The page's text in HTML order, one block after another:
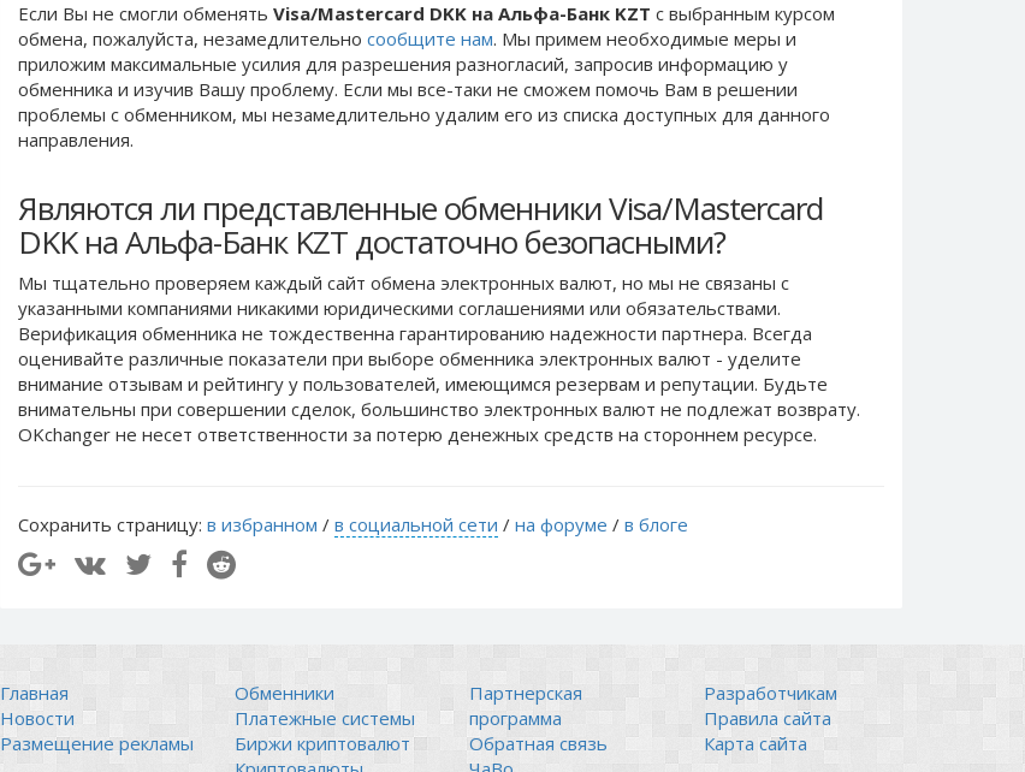
Если Вы не смогли обменять Visa/Mastercard DKK на Альфа-Банк KZT с выбранным курсом
обмена, пожалуйста, незамедлительно сообщите нам. Мы примем необходимые меры и
приложим максимальные усилия для разрешения разногласий, запросив информацию у
обменника и изучив Вашу проблему. Если мы все-таки не сможем помочь Вам в решении
проблемы c обменником, мы незамедлительно удалим его из списка доступных для данного
направления.
Являются ли представленные обменники Visa/Mastercard
DKK на Альфа-Банк KZT достаточно безопасными?
Мы тщательно проверяем каждый сайт обмена электронных валют, но мы не связаны c
указанными компаниями никакими юридическими соглашениями или обязательствами.
Верификация обменника не тождественна гарантированию надежности партнера. Всегда
оценивайте различные показатели при выборе обменника электронных валют - уделите
внимание отзывам и рейтингу у пользователей, имеющимся резервам и репутации. Будьте
внимательны при совершении сделок, большинство электронных валют не подлежат возврату.
OKchanger не несет ответственности за потерю денежных средств на стороннем ресурсе.
Сохранить страницу: в избранном / в социальной сети / на форуме / в блоге
Главная
Новости
Размещение рекламы
Обменники
Платежные системы
Биржи криптовалют
Партнерская
программа
Обратная связь
Разработчикам
Правила сайта
Карта сайта